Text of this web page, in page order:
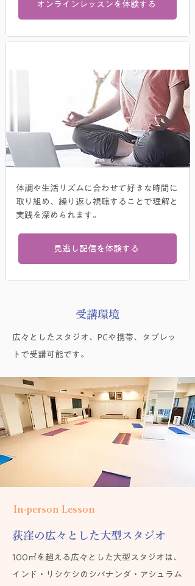
オンラインレッスンを体験する
体調や生活リズムに合わせて好きな時間に
取り組め、繰り返し視聴することで理解と
実践を深められます。
見逃し配信を体験する
受講環境
広々としたスタジオ、PCや携帯、タブレッ
トで受講可能です。
In-person Lesson
荻窪の広々とした大型スタジオ
100㎡を超える広々とした大型スタジオは、
インド・リシケシのシバナンダ・アシュラム